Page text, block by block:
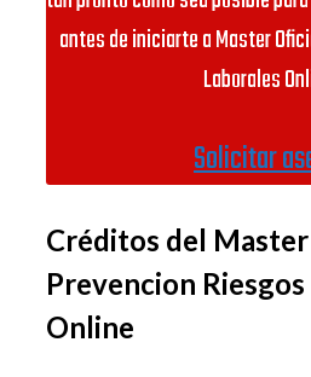
antes de iniciarte a Master
Laborales
Solicitar
Créditos del
Prevencion
Online